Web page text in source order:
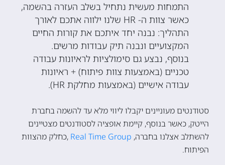
התמחות מעשית נתחיל בשלב העזרה בהשמה,
כאשר צוות ה- HR שלנו ילווה אתכם לאורך
התהליך: נבנה יחד איתכם את קורות החיים
המקצועיים ונבנה תיק עבודות מרשים.
בנוסף, נבצע גם סימולציות לראיונות עבודה
טכניים (באמצעות צוות פיתוח) + ראיונות
עבודה אישיים (באמצעות מחלקת HR).
סטודנטים מעוניינים יקבלו ליווי מלא עד להשמה בחברת
הייטק, כאשר בנוסף, קיימת אופציה לסטודנטים מצטיינים
להשתלב אצלנו בחברה, Real Time Group ,כחלק מהצוות
הפיתוח.